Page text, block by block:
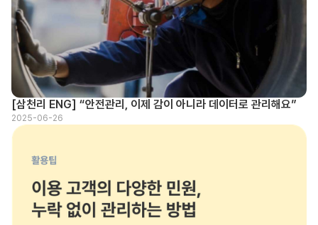
[삼천리 ENG] “안전관리, 이제 감이 아니라 데이터로 관리해요”
2025-06-26